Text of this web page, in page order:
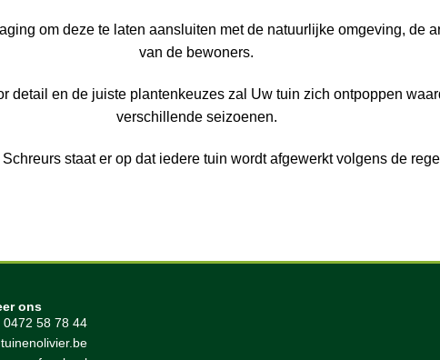
om deze te laten aansluiten met de natuurlijke omgeving, de
van de bewoners.
detail en de juiste plantenkeuzes zal Uw tuin zich ontpoppen
verschillende seizoenen.
staat er op dat iedere tuin wordt afgewerkt volgens de
ons
0472 58 78 44